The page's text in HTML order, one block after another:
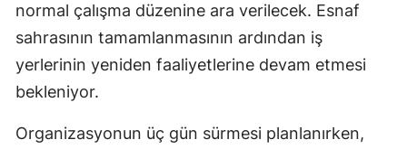
normal çalışma düzenine ara verilecek. Esnaf
sahrasının tamamlanmasının ardından iş
yerlerinin yeniden faaliyetlerine devam etmesi
bekleniyor.
Organizasyonun üç gün sürmesi planlanırken,